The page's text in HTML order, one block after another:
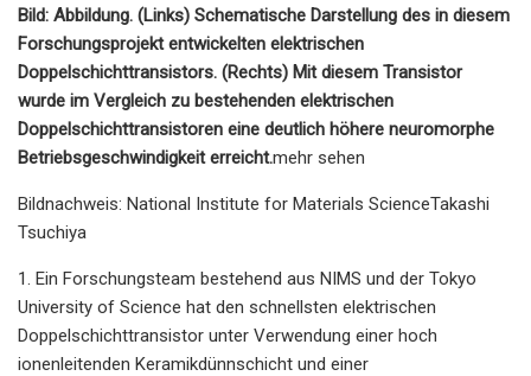
Bild: Abbildung. (Links) Schematische Darstellung des in diesem
Forschungsprojekt entwickelten elektrischen
Doppelschichttransistors. (Rechts) Mit diesem Transistor
wurde im Vergleich zu bestehenden elektrischen
Doppelschichttransistoren eine deutlich höhere neuromorphe
Betriebsgeschwindigkeit erreicht.mehr sehen
Bildnachweis: National Institute for Materials ScienceTakashi
Tsuchiya
1. Ein Forschungsteam bestehend aus NIMS und der Tokyo
University of Science hat den schnellsten elektrischen
Doppelschichttransistor unter Verwendung einer hoch
ionenleitenden Keramikdünnschicht und einer